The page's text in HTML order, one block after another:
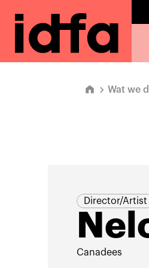
Wat we
Director/Artist
Canadees